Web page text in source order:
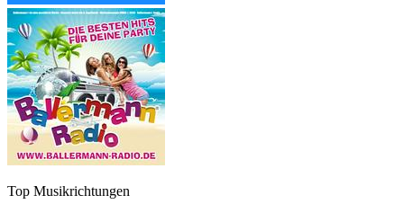
Top Musikrichtungen